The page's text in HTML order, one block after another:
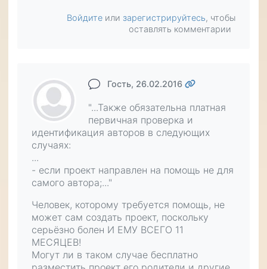
Войдите или зарегистрируйтесь, чтобы
оставлять комментарии
Гость, 26.02.2016
"...Также обязательна платная
первичная проверка и
идентификация авторов в следующих
случаях:
...
- если проект направлен на помощь не для
самого автора;..."
Человек, которому требуется помощь, не
может сам создать проект, поскольку
серьёзно болен И ЕМУ ВСЕГО 11
МЕСЯЦЕВ!
Могут ли в таком случае бесплатно